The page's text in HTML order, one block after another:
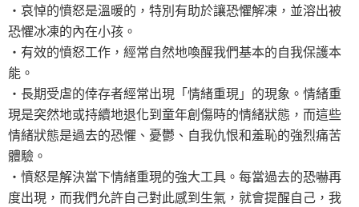
‧哀悼的憤怒是溫暖的，特別有助於讓恐懼解凍，並溶出被
恐懼冰凍的內在小孩。
‧有效的憤怒工作，經常自然地喚醒我們基本的自我保護本
能。
‧長期受虐的倖存者經常出現「情緒重現」的現象。情緒重
現是突然地或持續地退化到童年創傷時的情緒狀態，而這些
情緒狀態是過去的恐懼、憂鬱、自我仇恨和羞恥的強烈痛苦
體驗。
‧憤怒是解決當下情緒重現的強大工具。每當過去的恐嚇再
度出現，而我們允許自己對此感到生氣，就會提醒自己，我